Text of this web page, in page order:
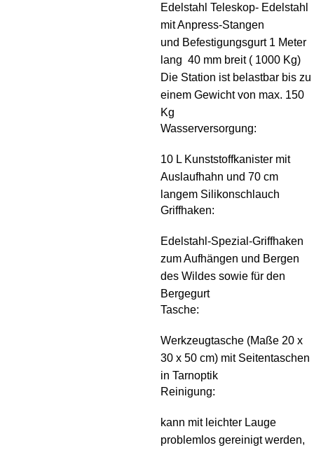
Edelstahl Teleskop- Edelstahl
mit Anpress-Stangen
und Befestigungsgurt 1 Meter
lang 40 mm breit ( 1000 Kg)
Die Station ist belastbar bis zu
einem Gewicht von max. 150
Kg
Wasserversorgung:
10 L Kunststoffkanister mit
Auslaufhahn und 70 cm
langem Silikonschlauch
Griffhaken:
Edelstahl-Spezial-Griffhaken
zum Aufhängen und Bergen
des Wildes sowie für den
Bergegurt
Tasche:
Werkzeugtasche (Maße 20 x
30 x 50 cm) mit Seitentaschen
in Tarnoptik
Reinigung:
kann mit leichter Lauge
problemlos gereinigt werden,